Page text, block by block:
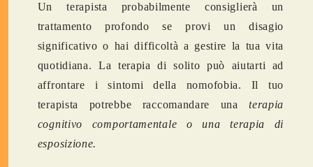
Un terapista probabilmente consiglierà un
trattamento profondo se provi un disagio
significativo o hai difficoltà a gestire la tua vita
quotidiana. La terapia di solito può aiutarti ad
affrontare i sintomi della nomofobia. Il tuo
terapista potrebbe raccomandare unaterapia
cognitivo comportamentale o una terapia di
esposizione.